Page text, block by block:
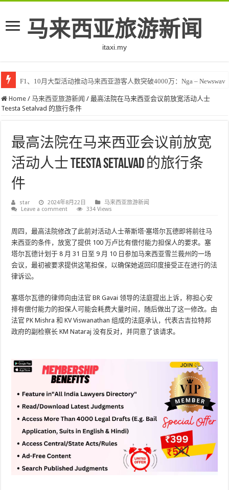
马来西亚旅游新闻
itaxi.my
F1、10月大型活动推动马来西亚游客人数突破4000万：Nga – Newswav
Klook客路将印度和中东创作者聚集在马来西亚 – TravelBiz Monitor
Home / 马来西亚旅游新闻 / 最高法院在马来西亚会议前放宽活动人士
Teesta Setalvad 的旅行条件
最高法院在马来西亚会议前放宽
活动人士 Teesta Setalvad 的旅行条
件
star 2024年8月22日
马来西亚旅游新闻
Leave a comment
334 Views
周四，最高法院修改了此前对活动人士蒂斯塔·塞塔尔瓦德即将前往马
来西亚的条件，放宽了提供 100 万卢比有偿付能力担保人的要求。塞
塔尔瓦德计划于 8 月 31 日至 9 月 10 日参加马来西亚雪兰莪州的一场
会议，最初被要求提供这笔担保，以确保她返回印度接受正在进行的法
律诉讼。
塞塔尔瓦德的律师向由法官 BR Gavai 领导的法庭提出上诉，称担心安
排有偿付能力的担保人可能会耗费大量时间，随后做出了这一修改。由
法官 PK Mishra 和 KV Viswanathan 组成的法庭承认，代表古吉拉特邦
政府的副检察长 KM Nataraj 没有反对，并同意了该请求。